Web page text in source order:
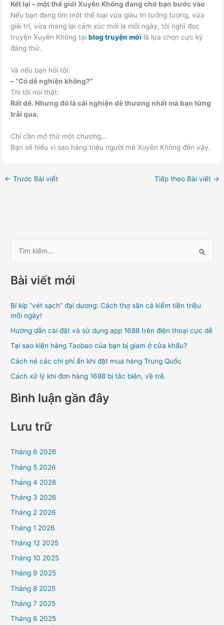
Kết lại – một thế giới Xuyên Không đang chờ bạn bước vào
Nếu bạn đang tìm một thể loại vừa giàu trí tưởng tượng, vừa
giải trí, vừa mang lại cảm xúc mới lạ mỗi ngày, tôi nghĩ đọc
truyện Xuyên Không tạiblog truyện mới là lựa chọn cực kỳ
đáng thử.
Và nếu bạn hỏi tôi:
– “Có dễ nghiện không?”
Thì tôi nói thật:
Rất dễ. Nhưng đó là cái nghiện dễ thương nhất mà bạn từng
trải qua.
Chỉ cần mở thử một chương…
Bạn sẽ hiểu vì sao hàng triệu người mê Xuyên Không đến vậy.
← Trước Bài viết Tiếp theo Bài viết →
m
i
ế
m
:
Bài viết mới
Bí kíp “vét sạch” đại dương: Cách thợ săn cá kiếm tiền triệu
mỗi ngày!
Hướng dẫn cài đặt và sử dụng app 1688 trên điện thoại cực dễ
Tại sao kiện hàng Taobao của bạn bị giam ở cửa khẩu?
Cách né các chi phí ẩn khi đặt mua hàng Trung Quốc
Cách xử lý khi đơn hàng 1688 bị tắc biên, về trễ.
Bình luận gần đây
Lưu trữ
Tháng 6 2026
Tháng 5 2026
Tháng 4 2026
Tháng 3 2026
Tháng 2 2026
Tháng 1 2026
Tháng 12 2025
Tháng 10 2025
Tháng 9 2025
Tháng 8 2025
Tháng 7 2025
Tháng 6 2025